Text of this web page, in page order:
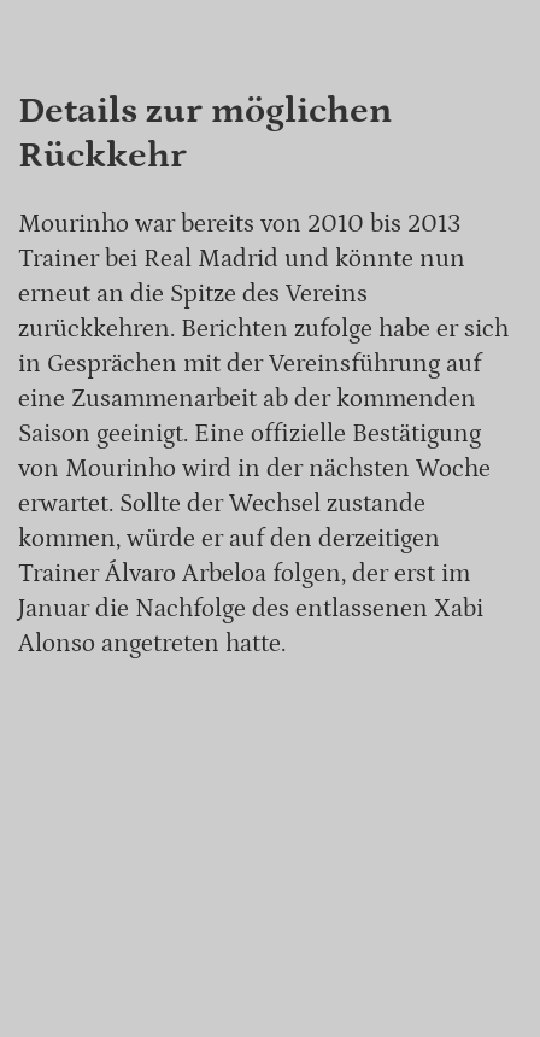
Details zur möglichen
Rückkehr
Mourinho war bereits von 2010 bis 2013
Trainer bei Real Madrid und könnte nun
erneut an die Spitze des Vereins
zurückkehren. Berichten zufolge habe er sich
in Gesprächen mit der Vereinsführung auf
eine Zusammenarbeit ab der kommenden
Saison geeinigt. Eine offizielle Bestätigung
von Mourinho wird in der nächsten Woche
erwartet. Sollte der Wechsel zustande
kommen, würde er auf den derzeitigen
Trainer Álvaro Arbeloa folgen, der erst im
Januar die Nachfolge des entlassenen Xabi
Alonso angetreten hatte.